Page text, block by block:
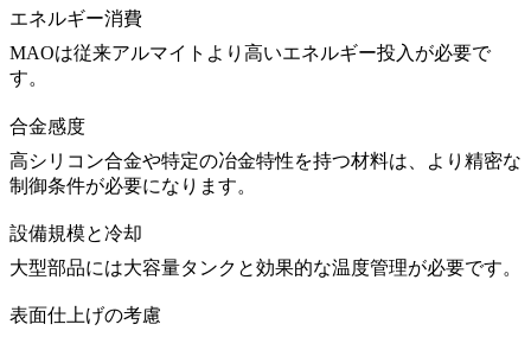
エネルギー消費
MAOは従来アルマイトより高いエネルギー投入が必要で
す。
合金感度
高シリコン合金や特定の冶金特性を持つ材料は、より精密な
制御条件が必要になります。
設備規模と冷却
大型部品には大容量タンクと効果的な温度管理が必要です。
表面仕上げの考慮